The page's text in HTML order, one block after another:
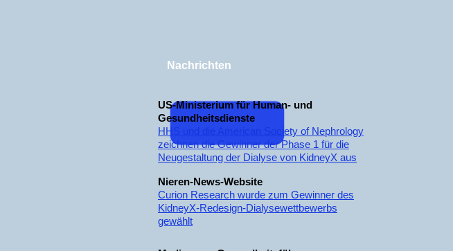
Nachrichten
US-Ministerium für Human- und
Gesundheitsdienste
HHS und die American Society of Nephrology
zeichnen die Gewinner der Phase 1 für die
Neugestaltung der Dialyse von KidneyX aus
Nieren-News-Website
Curion Research wurde zum Gewinner des
KidneyX-Redesign-Dialysewettbewerbs
gewählt